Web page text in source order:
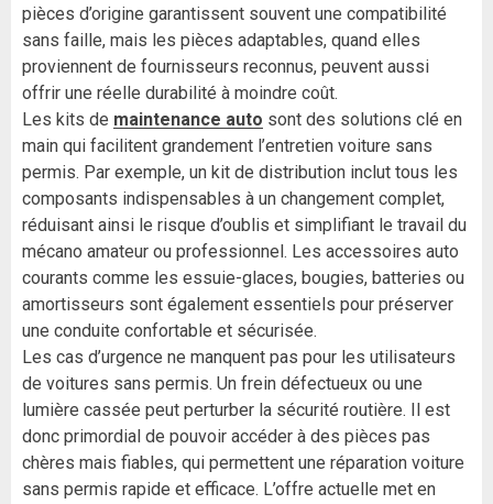
pièces d’origine garantissent souvent une compatibilité
sans faille, mais les pièces adaptables, quand elles
proviennent de fournisseurs reconnus, peuvent aussi
offrir une réelle durabilité à moindre coût.
Les kits de maintenance auto sont des solutions clé en
main qui facilitent grandement l’entretien voiture sans
permis. Par exemple, un kit de distribution inclut tous les
composants indispensables à un changement complet,
réduisant ainsi le risque d’oublis et simplifiant le travail du
mécano amateur ou professionnel. Les accessoires auto
courants comme les essuie-glaces, bougies, batteries ou
amortisseurs sont également essentiels pour préserver
une conduite confortable et sécurisée.
Les cas d’urgence ne manquent pas pour les utilisateurs
de voitures sans permis. Un frein défectueux ou une
lumière cassée peut perturber la sécurité routière. Il est
donc primordial de pouvoir accéder à des pièces pas
chères mais fiables, qui permettent une réparation voiture
sans permis rapide et efficace. L’offre actuelle met en